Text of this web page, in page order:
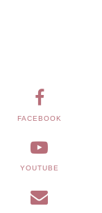
FACEBOOK
YOUTUBE